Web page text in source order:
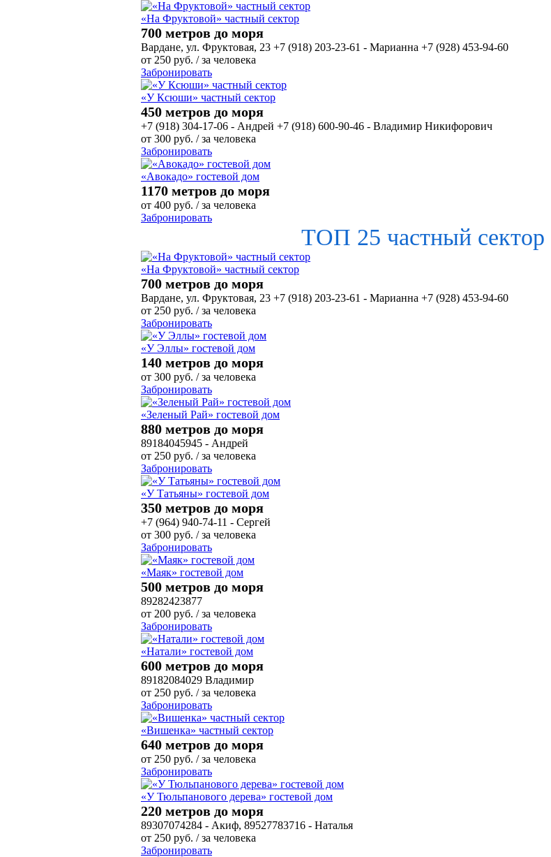
«На Фруктовой» частный сектор
700 метров до моря
Вардане, ул. Фруктовая, 23 +7 (918) 203-23-61 - Марианна +7 (928) 453-94-60
от 250 руб. / за человека
Забронировать
«У Ксюши» частный сектор
450 метров до моря
+7 (918) 304-17-06 - Андрей +7 (918) 600-90-46 - Владимир Никифорович
от 300 руб. / за человека
Забронировать
«Авокадо» гостевой дом
1170 метров до моря
от 400 руб. / за человека
Забронировать
ТОП 25 частный сектор
«На Фруктовой» частный сектор
700 метров до моря
Вардане, ул. Фруктовая, 23 +7 (918) 203-23-61 - Марианна +7 (928) 453-94-60
от 250 руб. / за человека
Забронировать
«У Эллы» гостевой дом
140 метров до моря
от 300 руб. / за человека
Забронировать
«Зеленый Рай» гостевой дом
880 метров до моря
89184045945 - Андрей
от 250 руб. / за человека
Забронировать
«У Татьяны» гостевой дом
350 метров до моря
+7 (964) 940-74-11 - Сергей
от 300 руб. / за человека
Забронировать
«Маяк» гостевой дом
500 метров до моря
89282423877
от 200 руб. / за человека
Забронировать
«Натали» гостевой дом
600 метров до моря
89182084029 Владимир
от 250 руб. / за человека
Забронировать
«Вишенка» частный сектор
640 метров до моря
от 250 руб. / за человека
Забронировать
«У Тюльпанового дерева» гостевой дом
220 метров до моря
89307074284 - Акиф, 89527783716 - Наталья
от 250 руб. / за человека
Забронировать